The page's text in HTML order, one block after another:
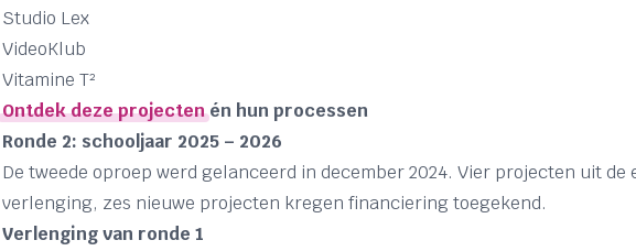
Studio Lex
VideoKlub
Vitamine T²
Ontdek deze projectenén hun processen
Ronde 2: schooljaar 2025 – 2026
De tweede oproep werd gelanceerd in december 2024. Vier projecten uit de
verlenging, zes nieuwe projecten kregen financiering toegekend.
Verlenging van ronde 1